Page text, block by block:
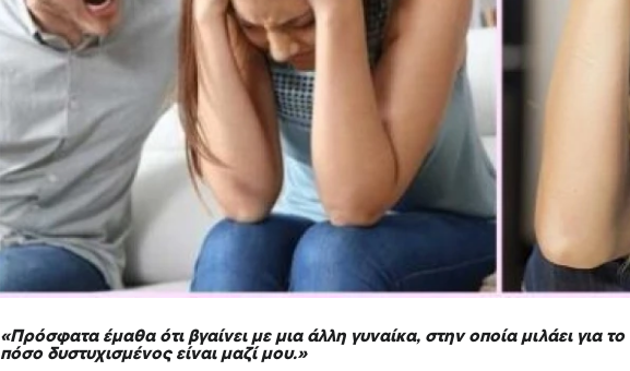
«Πρόσφατα έμαθα ότι βγαίνει με μια άλλη γυναίκα, στην οποία μιλάει για το
πόσο δυστυχισμένος είναι μαζί μου.»